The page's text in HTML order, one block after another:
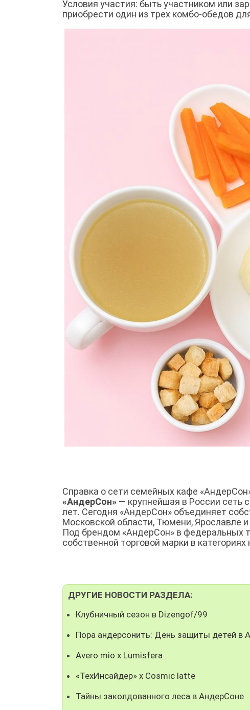
Условия участия: быть участником или
приобрести один из трех комбо-обедов
Справка о сети семейных кафе
«АндерСон» — крупнейшая в России сеть
лет. Сегодня «АндерСон» объединяет
Московской области, Тюмени, Ярославле и
Под брендом «АндерСон» в федеральных
собственной торговой марки в
ДРУГИЕ НОВОСТИ РАЗДЕЛА:
Клубничный сезон в Dizengof/99
Пора андерсонить: День защиты детей в
Avero mio x Lumisfera
«ТехИнсайдер» х Cosmic latte
Тайны заколдованного леса в АндерСоне